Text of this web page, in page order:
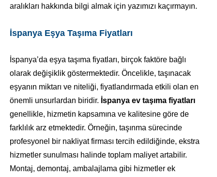
aralıkları hakkında bilgi almak için yazımızı kaçırmayın.
İspanya Eşya Taşıma Fiyatları
İspanya’da eşya taşıma fiyatları, birçok faktöre bağlı
olarak değişiklik göstermektedir. Öncelikle, taşınacak
eşyanın miktarı ve niteliği, fiyatlandırmada etkili olan en
önemli unsurlardan biridir. İspanya ev taşıma fiyatları
genellikle, hizmetin kapsamına ve kalitesine göre de
farklılık arz etmektedir. Örneğin, taşınma sürecinde
profesyonel bir nakliyat firması tercih edildiğinde, ekstra
hizmetler sunulması halinde toplam maliyet artabilir.
Montaj, demontaj, ambalajlama gibi hizmetler ek